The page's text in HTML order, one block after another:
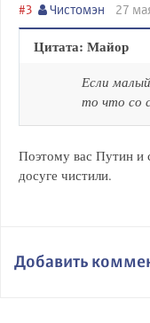
#3 Чистомэн 27
Цитата: Майор
Если
то что со
Поэтому вас Путин и
досуге чистили.
Добавить